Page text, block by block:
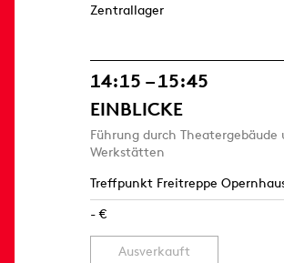
Zentrallager
14:15 – 15:45
EINBLICKE
Führung durch Theatergebäude
Werkstätten
Treffpunkt Freitreppe
- €
Ausverkauft